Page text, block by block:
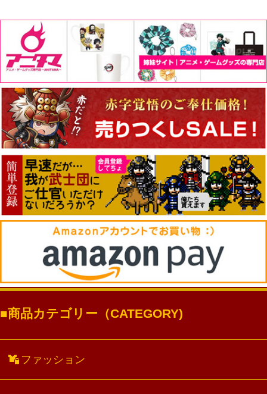
商品カテゴリー（CATEGORY)
ファッション